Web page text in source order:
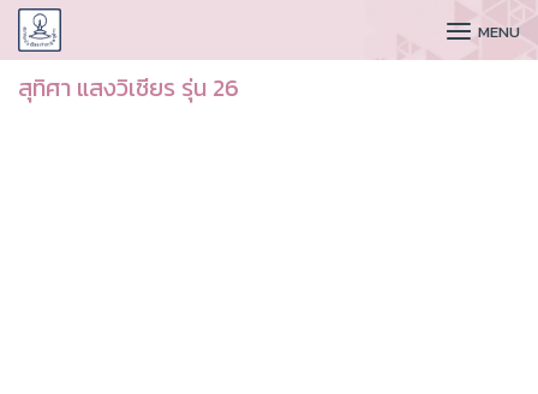
CUDAA MENU
สุทิศา แสงวิเชียร รุ่น 26